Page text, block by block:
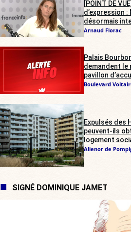
[POINT DE
d’expression
désormais
Arnaud Florac
Palais
demandent le
pavillon
Boulevard
Expulsés des
peuvent-ils
logement
Alienor de
SIGNÉ DOMINIQUE JAMET